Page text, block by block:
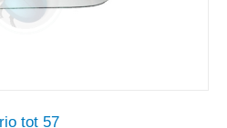
tot 57